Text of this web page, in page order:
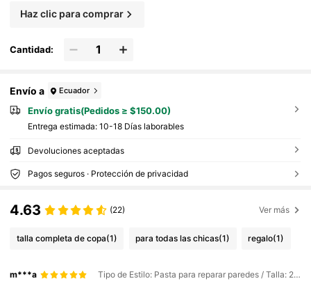
Haz clic para comprar
Cantidad:
Envío a Ecuador
Envío gratis(Pedidos ≥ $150.00)
Entrega estimada: 10-18 Días laborables
Devoluciones aceptadas
Pagos seguros · Protección de privacidad
4.63 (22) Ver más
talla completa de copa(1) para todas las chicas(1) regalo(1)
m***a Tipo de Estilo: Pasta para reparar paredes / Talla: 250 gramos / Cantidad: 1PC